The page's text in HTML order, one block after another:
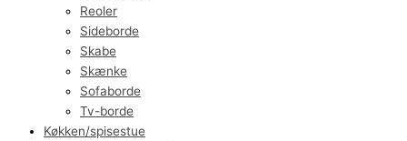
Reoler
Sideborde
Skabe
Skænke
Sofaborde
Tv-borde
Køkken/spisestue